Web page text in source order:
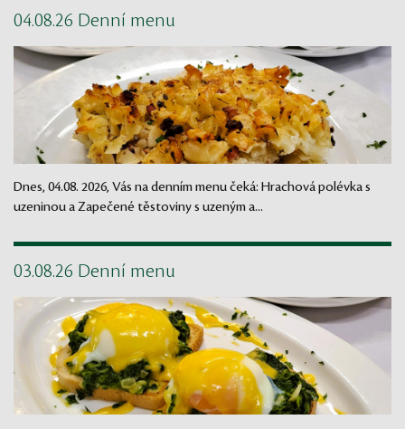
04.08.26 Denní menu
Dnes, 04.08. 2026, Vás na denním menu čeká: Hrachová polévka s
uzeninou a Zapečené těstoviny s uzeným a...
03.08.26 Denní menu